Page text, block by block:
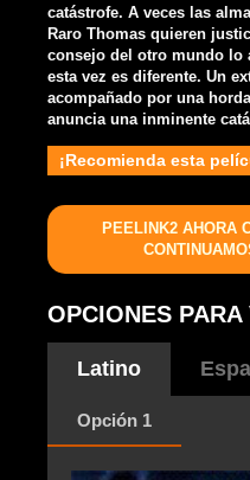
catástrofe. A veces las
Raro Thomas quieren
consejo del otro mundo lo
esta vez es diferente. Un
acompañado por una
anuncia una inminente
¡Recomienda esta
PEELINK2 AHORA
OPCIONES
Latino
Opción 1